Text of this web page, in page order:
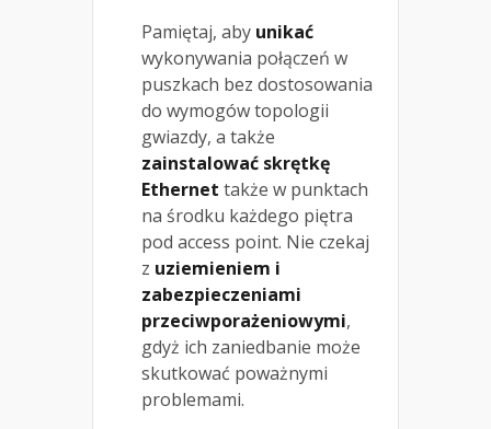
Pamiętaj, aby unikać
wykonywania połączeń w
puszkach bez dostosowania
do wymogów topologii
gwiazdy, a także
zainstalować skrętkę
Ethernet także w punktach
na środku każdego piętra
pod access point. Nie czekaj
z uziemieniem i
zabezpieczeniami
przeciwporażeniowymi,
gdyż ich zaniedbanie może
skutkować poważnymi
problemami.